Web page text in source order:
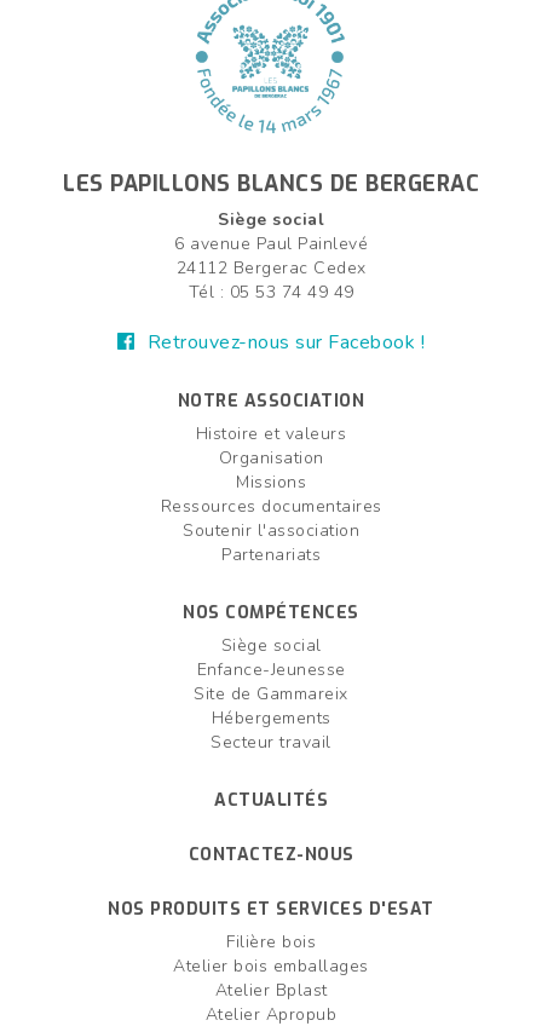
LES PAPILLONS BLANCS DE BERGERAC
Siège social
6 avenue Paul Painlevé
24112 Bergerac Cedex
Tél : 05 53 74 49 49
Retrouvez-nous sur Facebook !
NOTRE ASSOCIATION
Histoire et valeurs
Organisation
Missions
Ressources documentaires
Soutenir l'association
Partenariats
NOS COMPÉTENCES
Siège social
Enfance-Jeunesse
Site de Gammareix
Hébergements
Secteur travail
ACTUALITÉS
CONTACTEZ-NOUS
NOS PRODUITS ET SERVICES D'ESAT
Filière bois
Atelier bois emballages
Atelier Bplast
Atelier Apropub